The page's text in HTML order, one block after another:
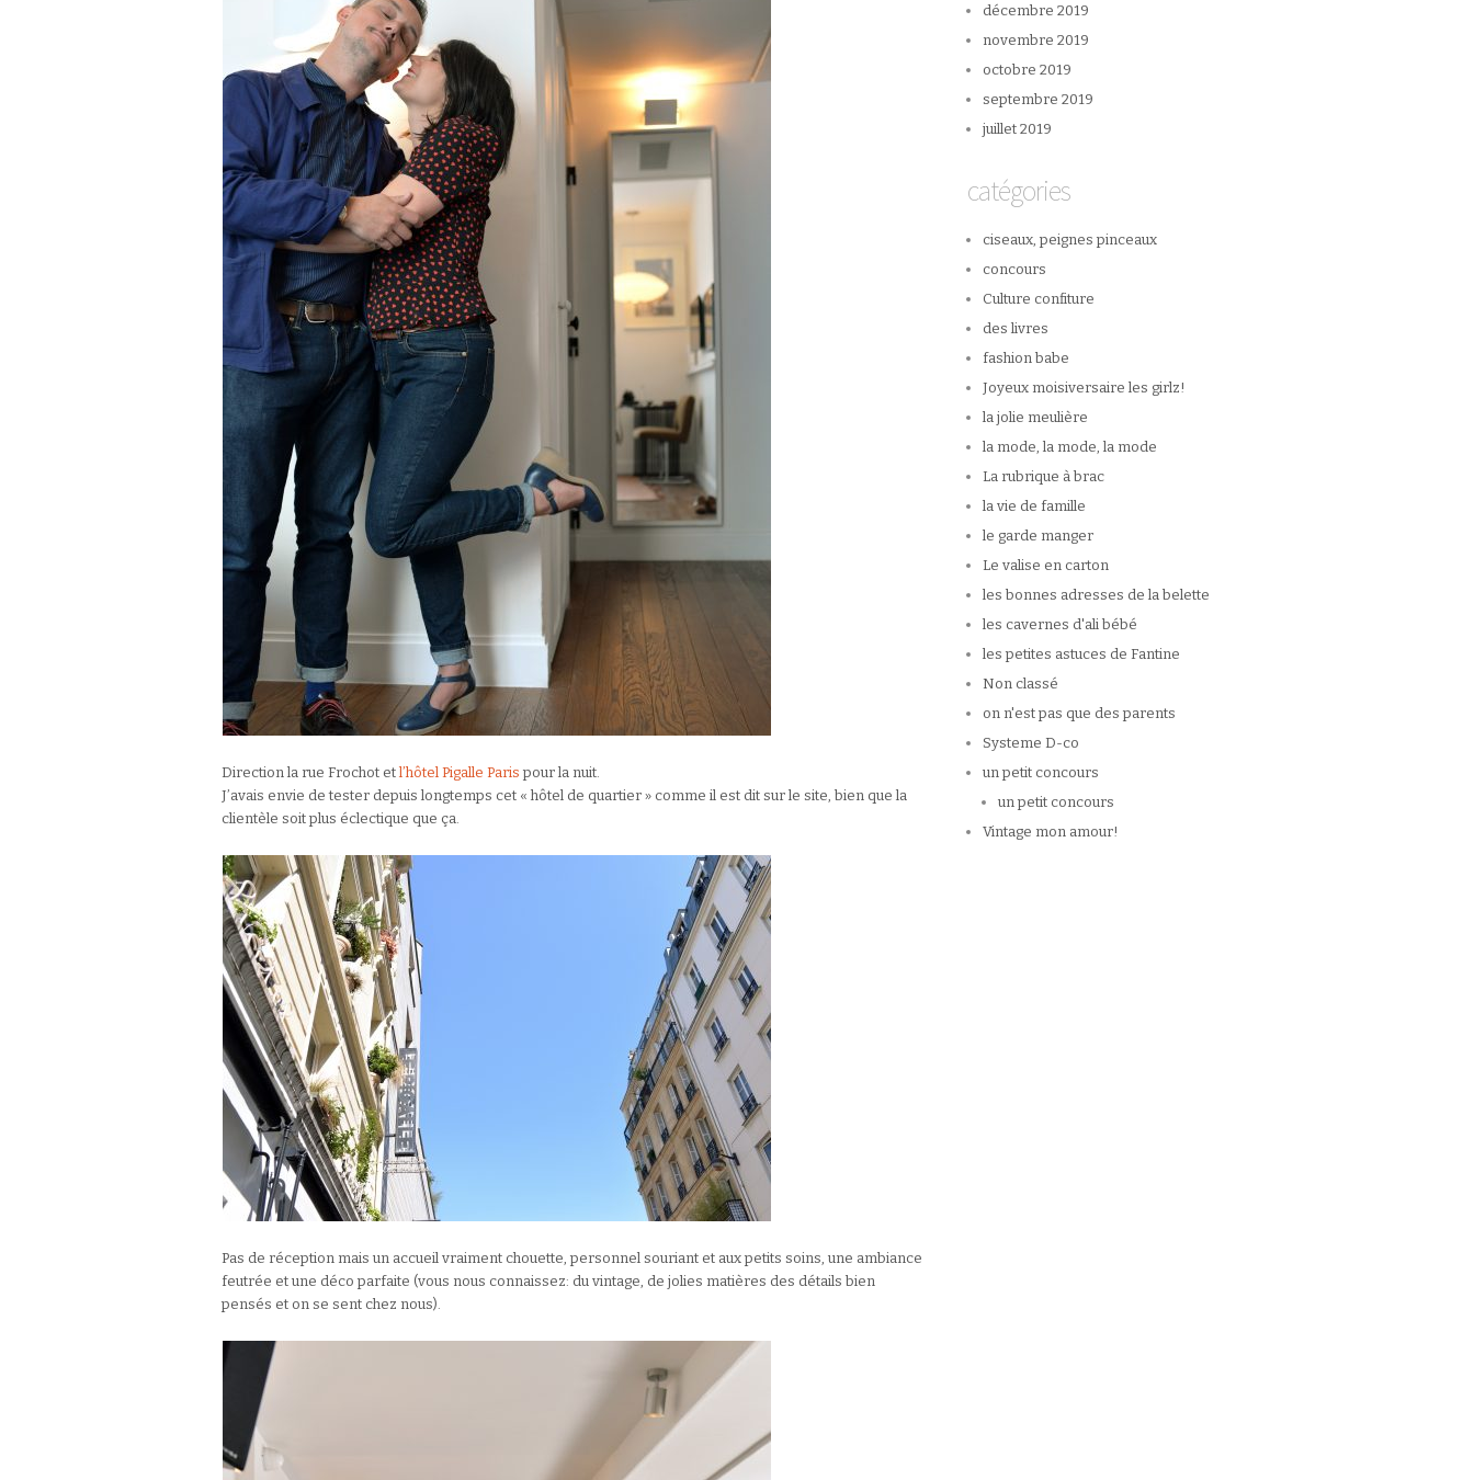
Direction la rue Frochot et l’hôtel Pigalle Paris pour la nuit.
J’avais envie de tester depuis longtemps cet « hôtel de quartier » comme il est dit sur le site, bien que la
clientèle soit plus éclectique que ça.
Pas de réception mais un accueil vraiment chouette, personnel souriant et aux petits soins, une ambiance
feutrée et une déco parfaite (vous nous connaissez: du vintage, de jolies matières des détails bien
pensés et on se sent chez nous).
décembre 2019
novembre 2019
octobre 2019
septembre 2019
juillet 2019
catégories
ciseaux, peignes pinceaux
concours
Culture confiture
des livres
fashion babe
Joyeux moisiversaire les girlz!
la jolie meulière
la mode, la mode, la mode
La rubrique à brac
la vie de famille
le garde manger
Le valise en carton
les bonnes adresses de la belette
les cavernes d'ali bébé
les petites astuces de Fantine
Non classé
on n'est pas que des parents
Systeme D-co
un petit concours
un petit concours
Vintage mon amour!